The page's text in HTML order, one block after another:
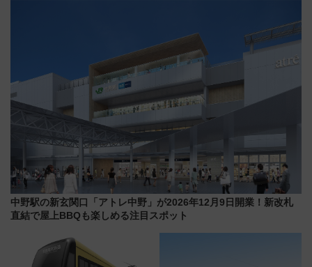
中野駅の新玄関口「アトレ中野」が2026年12月9日開業！新改札
直結で屋上BBQも楽しめる注目スポット